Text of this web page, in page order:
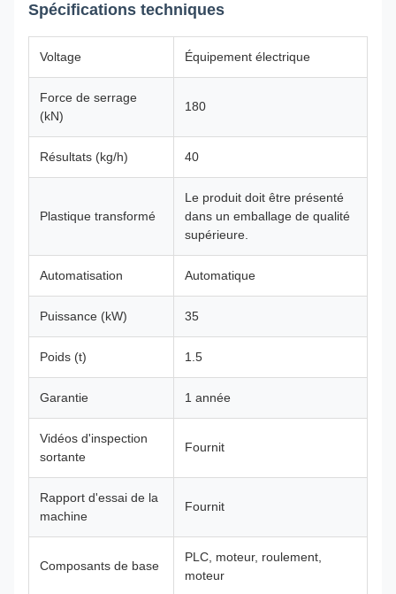
Spécifications techniques
Voltage Équipement électrique
Force de serrage
(kN)
180
Résultats (kg/h) 40
Plastique transformé
Le produit doit être présenté
dans un emballage de qualité
supérieure.
Automatisation Automatique
Puissance (kW) 35
Poids (t) 1.5
Garantie 1 année
Vidéos d'inspection
sortante
Fournit
Rapport d'essai de la
machine
Fournit
Composants de base
PLC, moteur, roulement,
moteur